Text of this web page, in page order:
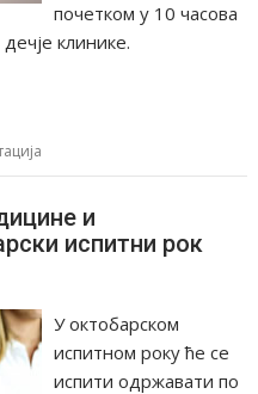
почетком у 10 часова
клинике.
и
испитни рок
У октобарском
испитном року ће се
испити одржавати по